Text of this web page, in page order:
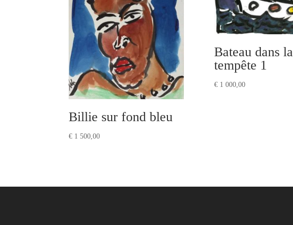
Billie sur fond bleu
€ 1 500,00
Bateau dans la
tempête 1
€1 000,00